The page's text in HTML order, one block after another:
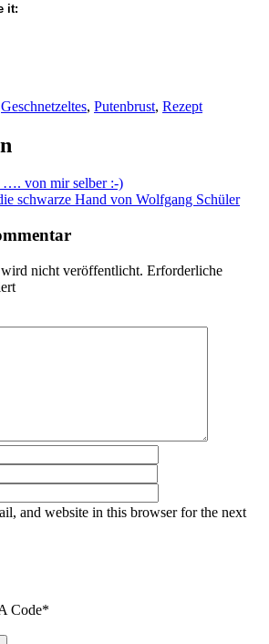
it:
Geschnetzeltes, Putenbrust, Rezept
…. von mir selber :-)
schwarze Hand von Wolfgang Schüler
nicht veröffentlicht. Erforderliche
and website in this browser for the next
Code*